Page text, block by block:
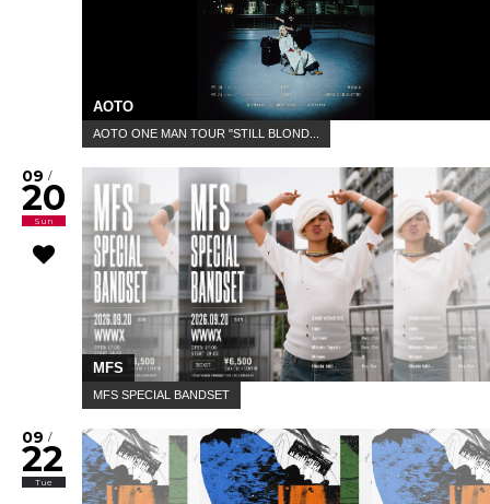
AOTO
AOTO ONE MAN TOUR "STILL BLOND...
09 /
20
Sun
MFS
MFS SPECIAL BANDSET
09 /
22
Tue